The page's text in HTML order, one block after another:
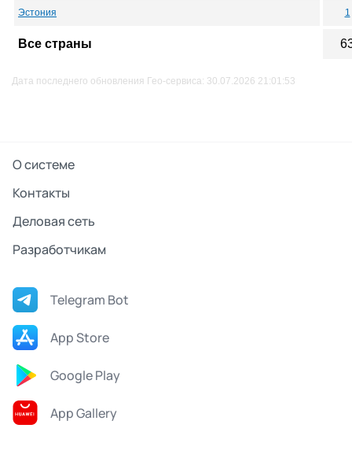
Эстония 1
Все страны
Дата последнего обновления Гео-сервиса: 30.07.2026 21:01:53
О системе
Контакты
Деловая сеть
Разработчикам
Telegram Bot
App Store
Google Play
App Gallery